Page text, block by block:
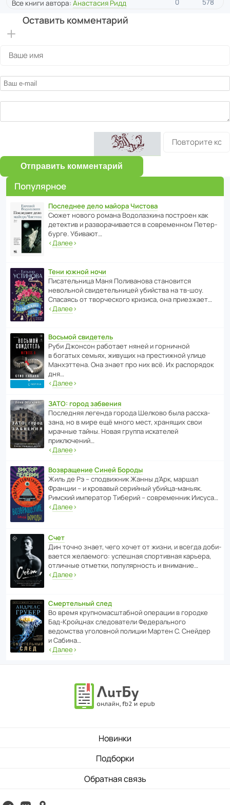
Все книги автора: Анастасия Ридд 0 578
Оставить комментарий
Отправить комментарий
Популярное
Последнее дело майора Чистова
Сюжет нового романа Водо­ла­з­кина пост­роен как
дете­ктив и разво­ра­чи­ва­ется в совре­менном Пете­р­
бурге. Убивают…
‹Далее›
Тени южной ночи
Писа­тель­ница Маня Поли­ва­нова стано­вится
невольной свиде­тель­ницей убийства на тв-шоу.
Спасаясь от твор­че­с­кого кризиса, она приезжает…
‹Далее›
Восьмой свидетель
Руби Джонсон рабо­тает няней и горни­чной
в богатых семьях, живущих на прес­ти­жной улице
Манх­эт­тена. Она знает про них всё. Их распо­рядок
дня…
‹Далее›
ЗАТО: город забвения
После­дняя легенда города Шелково была расска­
зана, но в мире ещё много мест, хранящих свои
мрачные тайны. Новая группа иска­телей
приключений…
‹Далее›
Возвращение Синей Бороды
Жиль де Рэ – спод­ви­жник Жанны д’Арк, маршал
Франции – и кровавый серийный убийца-маньяк.
Римский импе­ратор Тиберий – совре­менник Иисуса…
‹Далее›
Счет
Дин точно знает, чего хочет от жизни, и всегда доби­
ва­ется жела­е­мого: успе­шная спор­ти­вная карьера,
отли­чные отметки, попу­ля­р­ность и внимание…
‹Далее›
Смертельный след
Во время круп­но­мас­ш­та­бной операции в городке
Бад‑Крой­цнах следо­ва­тели Феде­раль­ного
ведомства уголо­вной полиции Мартен С. Снейдер
и Сабина…
‹Далее›
Новинки
Подборки
Обратная связь